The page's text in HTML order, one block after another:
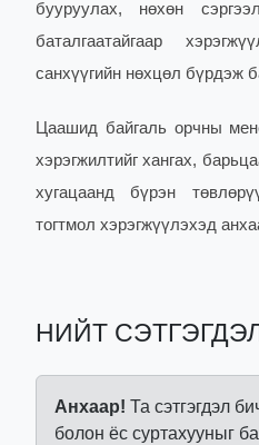
бууруулах, нөхөн
баталгаатайгаар
санхүүгийн нөхцөл бүрдэж
Цаашид байгаль орчны
хэрэгжилтийг хангах,
хугацаанд бүрэн
тогтмол хэрэгжүүлэхэд
НИЙТ
Анхаар! Та сэтгэгдэл
болон ёс суртахууныг